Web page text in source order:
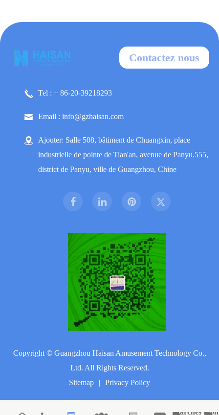
Contactez nous
Tel : + 86-20-39218293
Email : info@gzhaisan.com
Ajouter: Salle 508, bâtiment de Chuangxin, place
industrielle de pointe de Tian'an, avenue de Panyu.555,
district de Panyu, ville de Guangzhou, Chine
Copyright © Guangzhou Haisan Amusement Technology Co.,
Ltd. All Rights Reserved.
Sitemap
| Privacy Policy